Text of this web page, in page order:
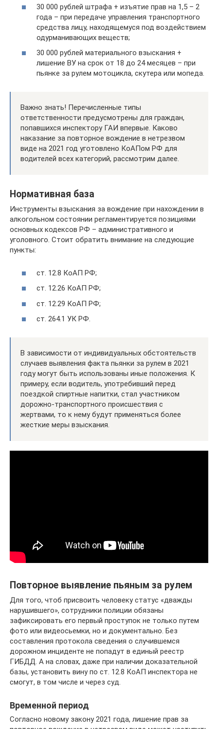
30 000 рублей штрафа + изъятие прав на 1,5 – 2
года – при передаче управления транспортного
средства лицу, находящемуся под воздействием
одурманивающих веществ;
30 000 рублей материального взыскания +
лишение ВУ на срок от 18 до 24 месяцев – при
пьянке за рулем мотоцикла, скутера или мопеда.
Важно знать! Перечисленные типы
ответственности предусмотрены для граждан,
попавшихся инспектору ГАИ впервые. Каково
наказание за повторное вождение в нетрезвом
виде на 2021 год уготовлено КоАПом РФ для
водителей всех категорий, рассмотрим далее.
Нормативная база
Инструменты взыскания за вождение при нахождении в
алкогольном состоянии регламентируется позициями
основных кодексов РФ – административного и
уголовного. Стоит обратить внимание на следующие
пункты:
ст. 12.8 КоАП РФ;
ст. 12.26 КоАП РФ;
ст. 12.29 КоАП РФ;
ст. 264.1 УК РФ.
В зависимости от индивидуальных обстоятельств
случаев выявления факта пьянки за рулем в 2021
году могут быть использованы иные положения. К
примеру, если водитель, употребивший перед
поездкой спиртные напитки, стал участником
дорожно-транспортного происшествия с
жертвами, то к нему будут применяться более
жесткие меры взыскания.
Повторное выявление пьяным за рулем
Для того, чтоб присвоить человеку статус «дважды
нарушившего», сотрудники полиции обязаны
зафиксировать его первый проступок не только путем
фото или видеосьемки, но и документально. Без
составления протокола сведения о случившемся
дорожном инциденте не попадут в единый реестр
ГИБДД. А на словах, даже при наличии доказательной
базы, установить вину по ст. 12.8 КоАП инспектора не
смогут, в том числе и через суд.
Временной период
Согласно новому закону 2021 года, лишение прав за